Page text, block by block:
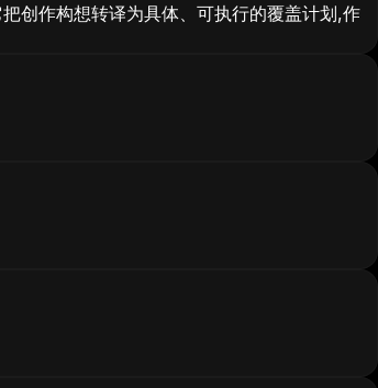
创作构想转译为具体、可执行的覆盖计划,作